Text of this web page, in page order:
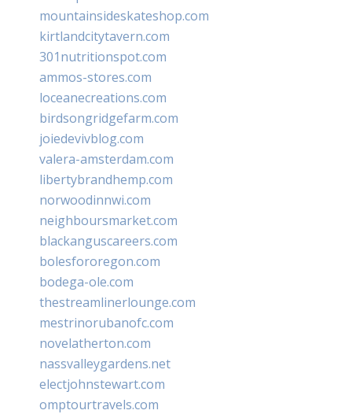
mountainsideskateshop.com
kirtlandcitytavern.com
301nutritionspot.com
ammos-stores.com
loceanecreations.com
birdsongridgefarm.com
joiedevivblog.com
valera-amsterdam.com
libertybrandhemp.com
norwoodinnwi.com
neighboursmarket.com
blackanguscareers.com
bolesfororegon.com
bodega-ole.com
thestreamlinerlounge.com
mestrinorubanofc.com
novelatherton.com
nassvalleygardens.net
electjohnstewart.com
omptourtravels.com